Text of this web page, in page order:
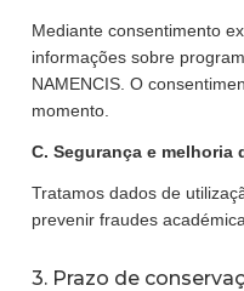
Mediante consentimento
informações sobre
NAMENCIS. O
momento.
C. Segurança e
Tratamos dados de
prevenir fraudes
3. Prazo de